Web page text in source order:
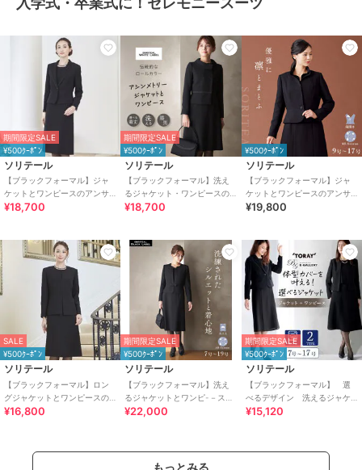
期間限定SALE
¥500ｸｰﾎﾟﾝ
ソリテール
【ブラックフォーマル】ジャ
ケットとワンピースのアンサ
ンブル/卒業式/卒園式/喪服
¥18,700
期間限定SALE
¥500ｸｰﾎﾟﾝ
ソリテール
【ブラックフォーマル】洗え
るジャケット・ワンピースの
アンサンブル/喪服/礼服/卒業
¥18,700
¥500ｸｰﾎﾟﾝ
ソリテール
【ブラックフォーマル】ジャ
ケットとワンピースのアンサ
ンブル/卒業式/卒園式/喪服/礼
¥19,800
SALE
¥500ｸｰﾎﾟﾝ
ソリテール
【ブラックフォーマル】ロン
グジャケットとワンピースの
アンサンブル/卒業式/卒園式/喪
¥16,800
期間限定SALE
¥500ｸｰﾎﾟﾝ
ソリテール
【ブラックフォーマル】洗え
るジャケットとワンピ-－スの
アンサンブル/喪服/礼服/卒業
¥22,000
期間限定SALE
¥500ｸｰﾎﾟﾝ
ソリテール
【ブラックフォーマル】 選
べるデザイン 洗えるジャケ
ット・ワンピースアンサンブ
¥15,120
もっとみる